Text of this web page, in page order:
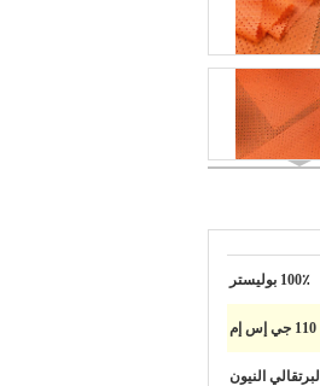
100٪ بوليستر
110 جي إس إم
البرتقالي النيون